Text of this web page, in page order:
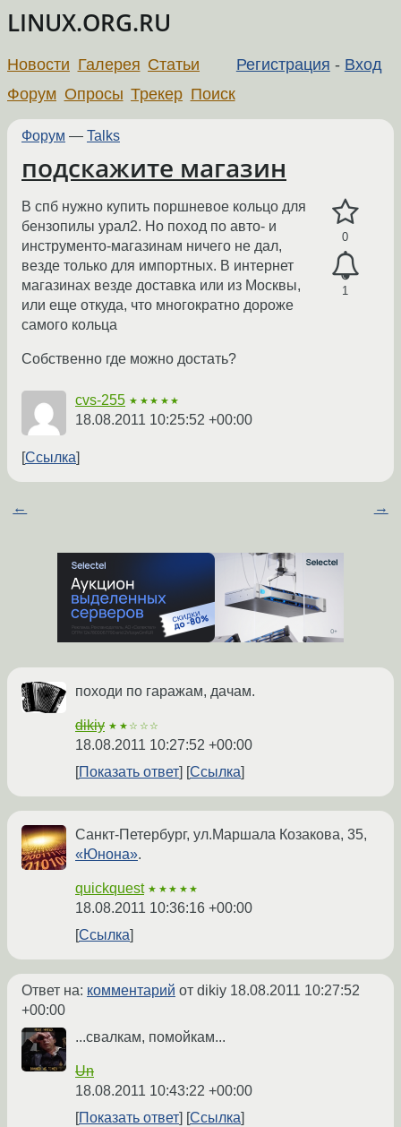
LINUX.ORG.RU
Регистрация - Вход
Новости Галерея Статьи
Форум Опросы Трекер Поиск
Форум — Talks
подскажите магазин
0
1
В спб нужно купить поршневое кольцо для
бензопилы урал2. Но поход по авто- и
инструменто-магазинам ничего не дал,
везде только для импортных. В интернет
магазинах везде доставка или из Москвы,
или еще откуда, что многократно дороже
самого кольца
Собственно где можно достать?
cvs-255 ★★★★★
18.08.2011 10:25:52 +00:00
Ссылка
← →
походи по гаражам, дачам.
dikiy ★★☆☆☆
18.08.2011 10:27:52 +00:00
Показать ответ
Ссылка
Санкт-Петербург, ул.Маршала Козакова, 35,
«Юнона».
quickquest ★★★★★
18.08.2011 10:36:16 +00:00
Ссылка
Ответ на: комментарий от dikiy 18.08.2011 10:27:52
+00:00
...свалкам, помойкам...
Un
18.08.2011 10:43:22 +00:00
Показать ответ
Ссылка